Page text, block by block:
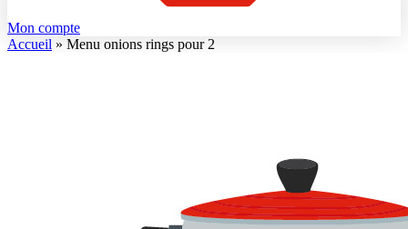
Mon compte
Accueil » Menu onions rings pour 2